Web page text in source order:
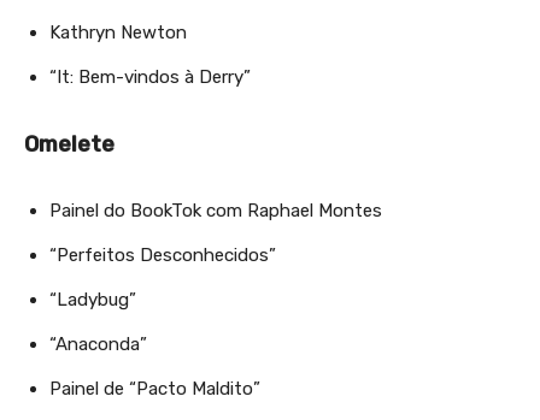
Kathryn Newton
“It: Bem-vindos à Derry”
Omelete
Painel do BookTok com Raphael Montes
“Perfeitos Desconhecidos”
“Ladybug”
“Anaconda”
Painel de “Pacto Maldito”